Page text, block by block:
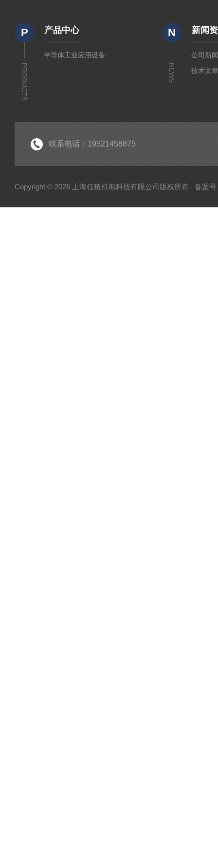
P
PRODUCTS
产品中心
半导体工业应用设备
N
NEWS
新闻
公司新
技术文
联系电话：19521458875
Copyright © 2026 上海任稷机电科技有限公司版权所有 备案号